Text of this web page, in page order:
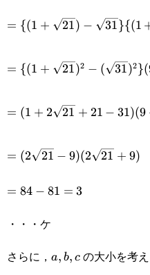
(9+2\sqrt{21})
=\{(1+\sqrt{21})-
= {(1 + 21) − 31}{(1
(\sqrt{31})^2\}
= {(1 + 21)2 − ( 31)2}(
31)(9+2\sqrt{21})
= (1 + 2 21 + 21 − 31)(9
(2\sqrt{21}+9)
= (2 21 − 9)(2 21 + 9)
=84-
= 84 − 81 = 3
・・・ケ
さらに， a,b,c
a, b, cの大小を考え